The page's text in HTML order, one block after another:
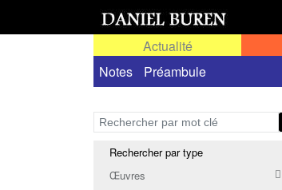
Actualité
Notes
Préambule
Rechercher par type
Œuvres